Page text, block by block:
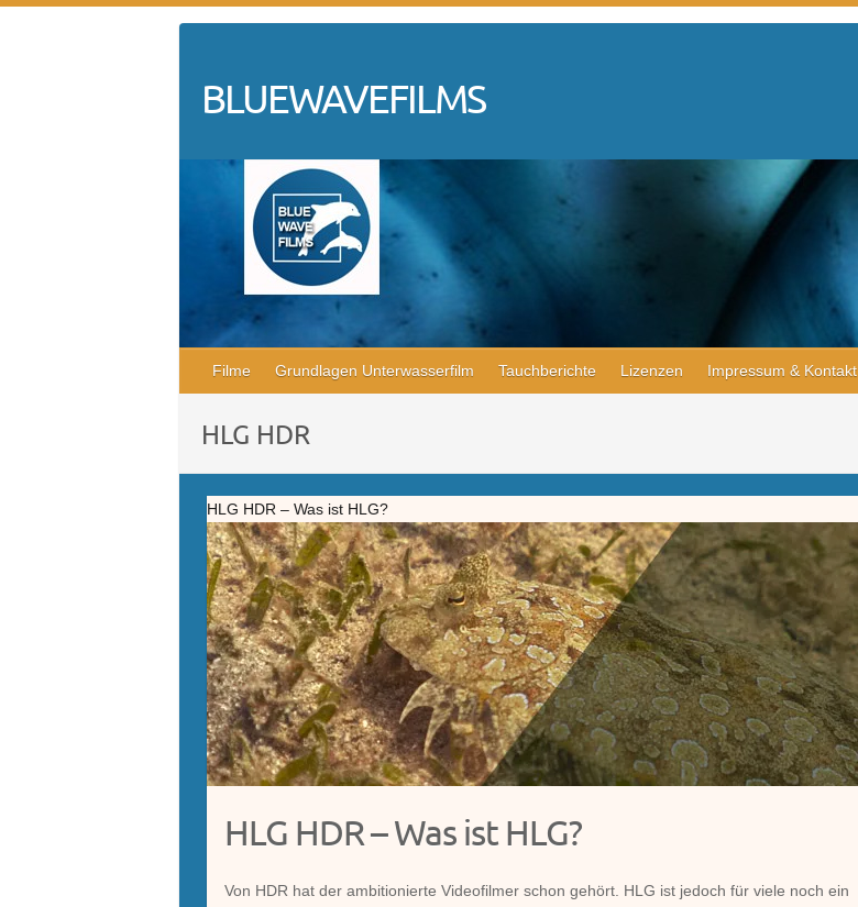
BLUEWAVEFILMS
Filme Grundlagen Unterwasserfilm Tauchberichte Lizenzen Impressum & Kontakt
HLG HDR
HLG HDR – Was ist HLG?
HLG HDR – Was ist HLG?
Von HDR hat der ambitionierte Videofilmer schon gehört. HLG ist jedoch für viele noch ein